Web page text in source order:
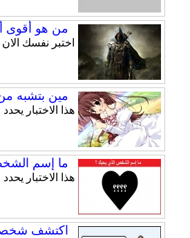
من هو أقوى
اختبر نفسك
مين بتشبه
هذا الاختبار
ما إسم
هذا الاختبار
اكتشف